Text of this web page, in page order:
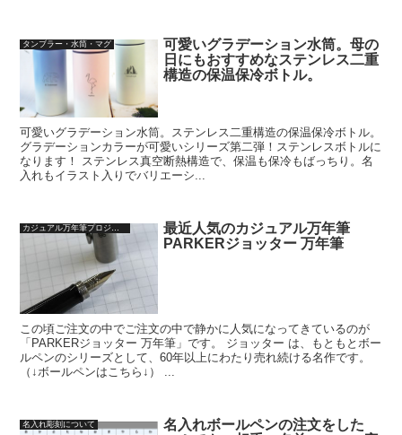
タンブラー・水筒・マグ
可愛いグラデーション水筒。母の
日にもおすすめなステンレス二重
構造の保温保冷ボトル。
可愛いグラデーション水筒。ステンレス二重構造の保温保冷ボトル。
グラデーションカラーが可愛いシリーズ第二弾！ステンレスボトルに
なります！ ステンレス真空断熱構造で、保温も保冷もばっちり。名
入れもイラスト入りでバリエーシ...
最近人気のカジュアル万年筆
PARKERジョッター 万年筆
この頃ご注文の中でご注文の中で静かに人気になってきているのが
「PARKERジョッター 万年筆」です。 ジョッター は、もともとボー
ルペンのシリーズとして、60年以上にわたり売れ続ける名作です。
（↓ボールペンはこちら↓） ...
名入れ彫刻について
名入れボールペンの注文をした